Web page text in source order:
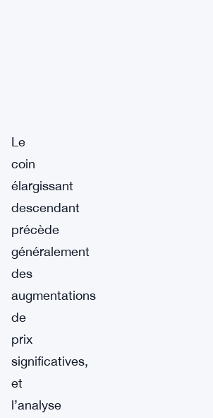
Le
coin
élargissant
descendant
précède
généralement
des
augmentations
de
prix
significatives,
et
l’analyse